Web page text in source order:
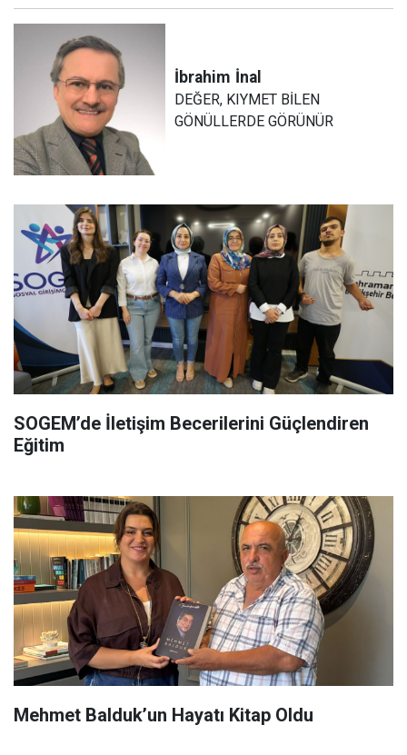
İbrahim İnal
DEĞER, KIYMET BİLEN
GÖNÜLLERDE GÖRÜNÜR
SOGEM’de İletişim Becerilerini Güçlendiren
Eğitim
Mehmet Balduk’un Hayatı Kitap Oldu